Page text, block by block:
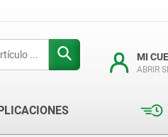
MI
ABRIR